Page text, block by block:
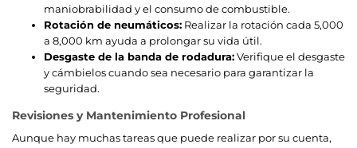
maniobrabilidad y el consumo de combustible.
Rotación de neumáticos: Realizar la rotación cada 5,000
a 8,000 km ayuda a prolongar su vida útil.
Desgaste de la banda de rodadura:Verifique el desgaste
y cámbielos cuando sea necesario para garantizar la
seguridad.
Revisiones y Mantenimiento Profesional
Aunque hay muchas tareas que puede realizar por su cuenta,